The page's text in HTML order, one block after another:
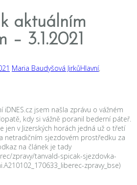
aktuálním
– 3.1.2021
Maria Baudyšová JirkůHlavní,
jsem našla zprávu o vážném
kdy si vážně poranil bederní páteř.
jen v Jizerských horách jedná už o třetí
netradičním sjezdovém prostředku za
na článek je tady
zpravy/tanvald-spicak-sjezdovka-
zpravy_bse)